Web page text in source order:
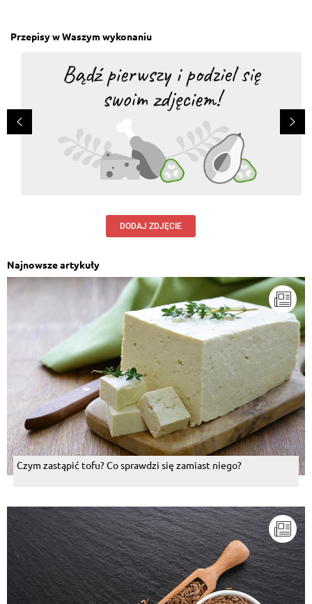
Przepisy w Waszym wykonaniu
DODAJ ZDJĘCIE
Najnowsze artykuły
Czym zastąpić tofu? Co sprawdzi się zamiast niego?